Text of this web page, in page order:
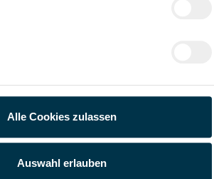
Alle Cookies zulassen
Auswahl erlauben
Umsetzung technischer Projekte